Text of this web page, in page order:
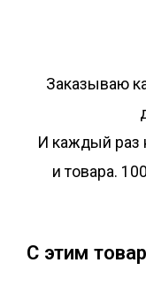
Заказываю
И каждый раз
и товара.
С этим